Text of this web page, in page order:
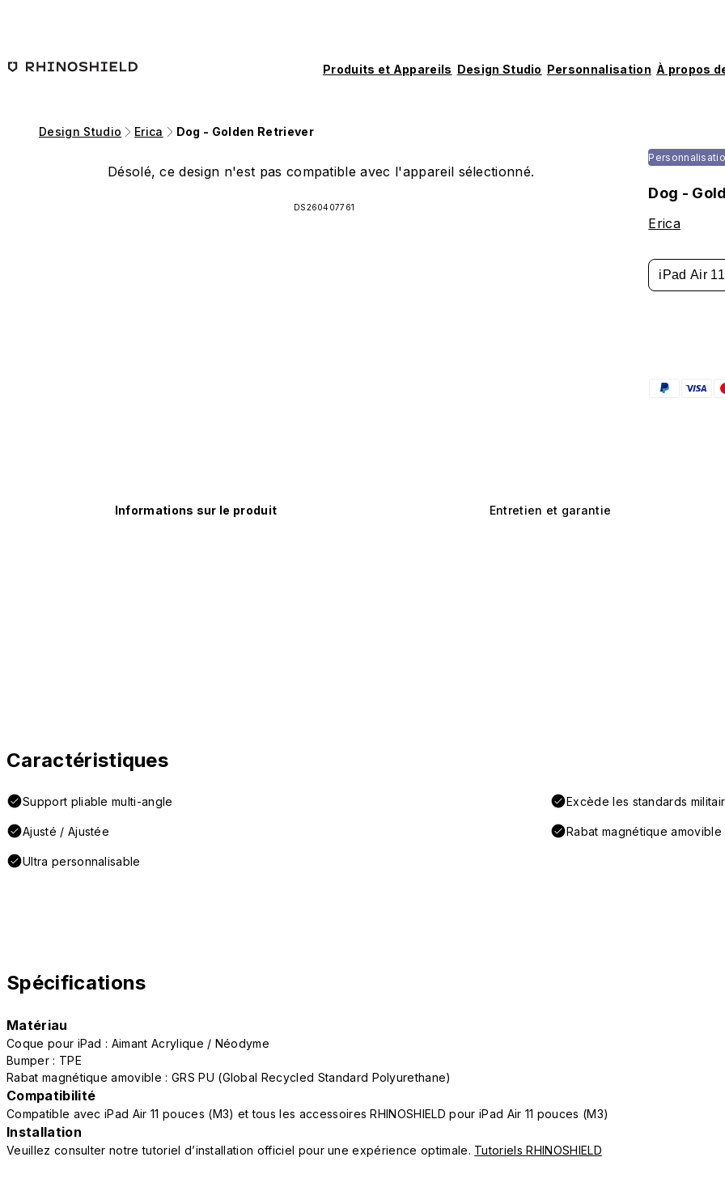
Produits et Appareils Design Studio Personnalisation À propos
Design Studio Erica Dog - Golden Retriever
Désolé, ce design n'est pas compatible avec l'appareil sélectionné.
DS260407761
Dog -
Erica
iPad Air
Informations sur le produit Entretien et garantie
Caractéristiques
Support pliable multi-angle Excède les standards
Ajusté / Ajustée Rabat magnétique amovible
Ultra personnalisable
Spécifications
Matériau
Coque pour iPad : Aimant Acrylique / Néodyme
Bumper : TPE
Rabat magnétique amovible : GRS PU (Global Recycled Standard Polyurethane)
Compatibilité
Compatible avec iPad Air 11 pouces (M3) et tous les accessoires RHINOSHIELD pour iPad Air 11 pouces (M3)
Installation
Veuillez consulter notre tutoriel d’installation officiel pour une expérience optimale. Tutoriels RHINOSHIELD